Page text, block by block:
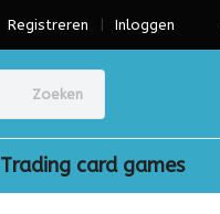
Inloggen
Registreren
Zoeken
Trading card games